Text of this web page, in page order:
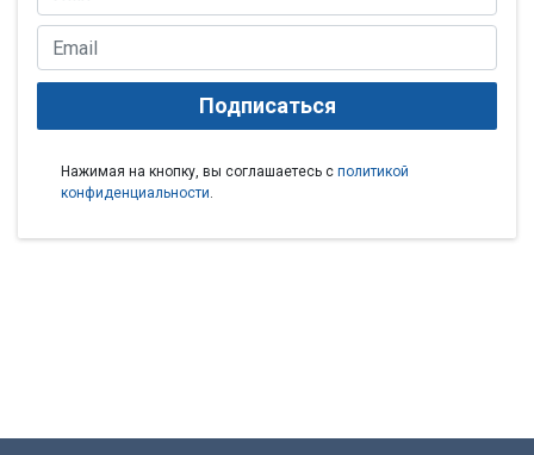
Подписаться
Нажимая на кнопку, вы соглашаетесь с политикой
конфиденциальности.